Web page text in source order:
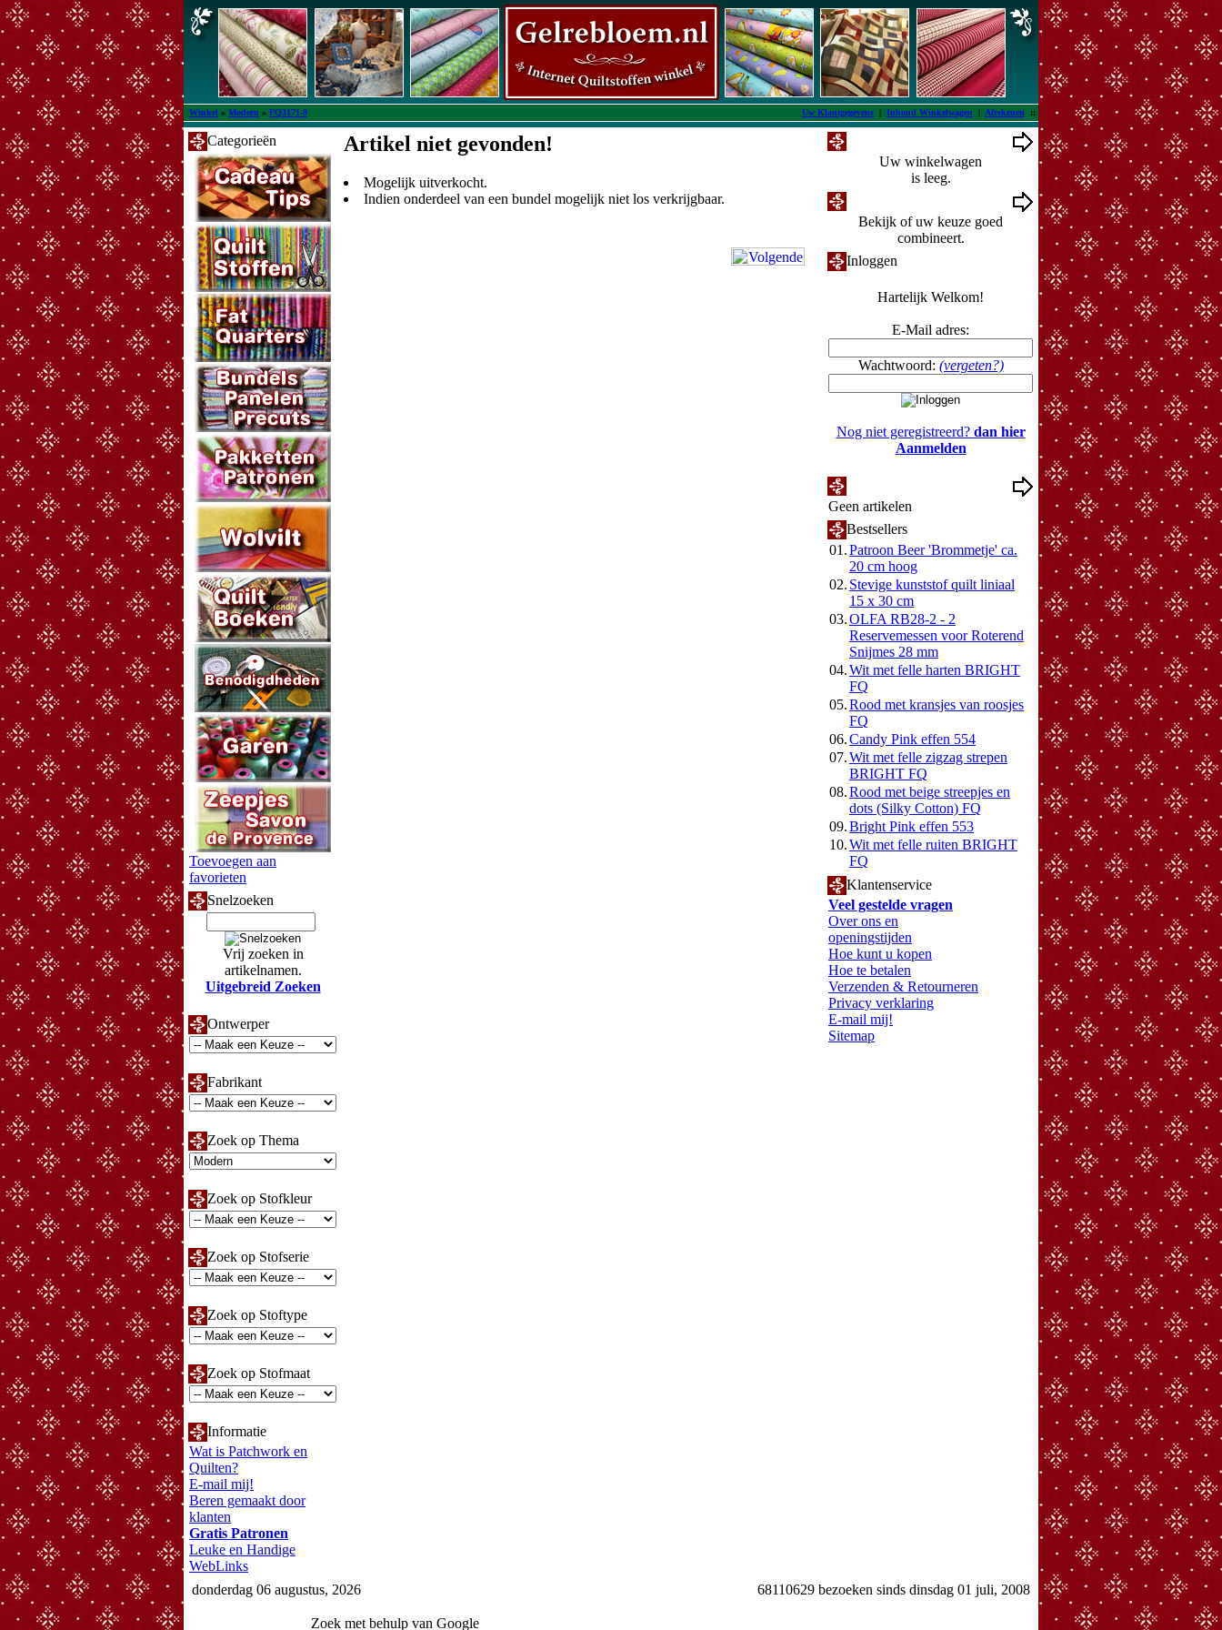
Winkel » Modern » FQ3171-8 Uw Klantgegevens | Inhoud Winkelwagen | Afrekenen ::
Categorieën
Toevoegen aan
favorieten
Snelzoeken
Vrij zoeken in
artikelnamen.
Uitgebreid Zoeken
Ontwerper
Fabrikant
Zoek op Thema
Zoek op Stofkleur
Zoek op Stofserie
Zoek op Stoftype
Zoek op Stofmaat
Informatie
Wat is Patchwork en
Quilten?
E-mail mij!
Beren gemaakt door
klanten
Gratis Patronen
Leuke en Handige
WebLinks
Artikel niet gevonden!
Mogelijk uitverkocht.
Indien onderdeel van een bundel mogelijk niet los verkrijgbaar.
Uw winkelwagen
is leeg.
Bekijk of uw keuze goed
combineert.
Inloggen
Hartelijk Welkom!
E-Mail adres:
Wachtwoord: (vergeten?)
Nog niet geregistreerd? dan hier
Aanmelden
Geen artikelen
Bestsellers
01.Patroon Beer 'Brommetje' ca.
20 cm hoog
02. Stevige kunststof quilt liniaal
15 x 30 cm
03.OLFA RB28-2 - 2
Reservemessen voor Roterend
Snijmes 28 mm
04.Wit met felle harten BRIGHT
FQ
05.Rood met kransjes van roosjes
FQ
06.Candy Pink effen 554
07.Wit met felle zigzag strepen
BRIGHT FQ
08.Rood met beige streepjes en
dots (Silky Cotton) FQ
09.Bright Pink effen 553
10.Wit met felle ruiten BRIGHT
FQ
Klantenservice
Veel gestelde vragen
Over ons en
openingstijden
Hoe kunt u kopen
Hoe te betalen
Verzenden & Retourneren
Privacy verklaring
E-mail mij!
Sitemap
donderdag 06 augustus, 2026 68110629 bezoeken sinds dinsdag 01 juli, 2008
Zoek met behulp van Google